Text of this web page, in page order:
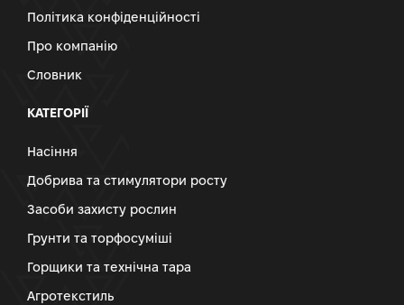
Політика конфіденційності
Про компанію
Словник
КАТЕГОРІЇ
Насіння
Добрива та стимулятори росту
Засоби захисту рослин
Грунти та торфосуміші
Горщики та технічна тара
Агротекстиль